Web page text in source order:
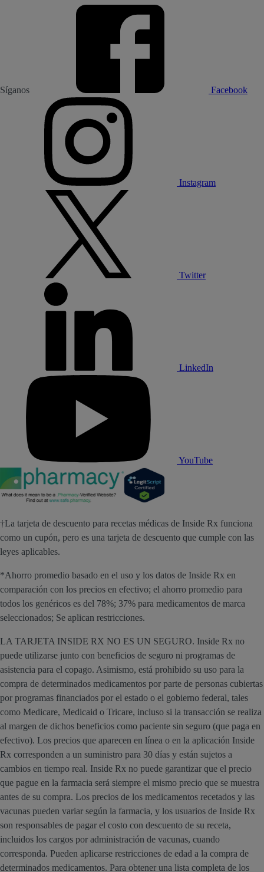
Síganos Facebook
Instagram
Twitter
LinkedIn
YouTube
†La tarjeta de descuento para recetas médicas de Inside Rx funciona
como un cupón, pero es una tarjeta de descuento que cumple con las
leyes aplicables.
*Ahorro promedio basado en el uso y los datos de Inside Rx en
comparación con los precios en efectivo; el ahorro promedio para
todos los genéricos es del 78%; 37% para medicamentos de marca
seleccionados; Se aplican restricciones.
LA TARJETA INSIDE RX NO ES UN SEGURO. Inside Rx no
puede utilizarse junto con beneficios de seguro ni programas de
asistencia para el copago. Asimismo, está prohibido su uso para la
compra de determinados medicamentos por parte de personas cubiertas
por programas financiados por el estado o el gobierno federal, tales
como Medicare, Medicaid o Tricare, incluso si la transacción se realiza
al margen de dichos beneficios como paciente sin seguro (que paga en
efectivo). Los precios que aparecen en línea o en la aplicación Inside
Rx corresponden a un suministro para 30 días y están sujetos a
cambios en tiempo real. Inside Rx no puede garantizar que el precio
que pague en la farmacia será siempre el mismo precio que se muestra
antes de su compra. Los precios de los medicamentos recetados y las
vacunas pueden variar según la farmacia, y los usuarios de Inside Rx
son responsables de pagar el costo con descuento de su receta,
incluidos los cargos por administración de vacunas, cuando
corresponda. Pueden aplicarse restricciones de edad a la compra de
determinados medicamentos. Para obtener una lista completa de los